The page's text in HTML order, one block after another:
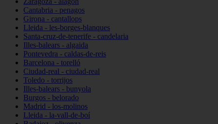
Cantabria - penagos
Girona - cantallops
Lleida - les-borges-blanques
Santa-cruz-de-tenerife - candelaria
Illes-balears - algaida
Pontevedra - caldas-de-reis
Barcelona - torelló
Ciudad-real - ciudad-real
Toledo - torrijos
Illes-balears - bunyola
Burgos - belorado
Madrid - los-molinos
Lleida - la-vall-de-boí